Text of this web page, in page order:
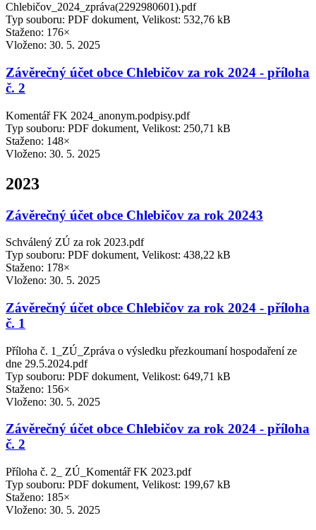
Chlebičov_2024_zpráva(2292980601).pdf
Typ souboru: PDF dokument, Velikost: 532,76 kB
Staženo: 176×
Vloženo: 30. 5. 2025
Závěrečný účet obce Chlebičov za rok 2024 - příloha
č. 2
Komentář FK 2024_anonym.podpisy.pdf
Typ souboru: PDF dokument, Velikost: 250,71 kB
Staženo: 148×
Vloženo: 30. 5. 2025
2023
Závěrečný účet obce Chlebičov za rok 20243
Schválený ZÚ za rok 2023.pdf
Typ souboru: PDF dokument, Velikost: 438,22 kB
Staženo: 178×
Vloženo: 30. 5. 2025
Závěrečný účet obce Chlebičov za rok 2024 - příloha
č. 1
Příloha č. 1_ZÚ_Zpráva o výsledku přezkoumaní hospodaření ze
dne 29.5.2024.pdf
Typ souboru: PDF dokument, Velikost: 649,71 kB
Staženo: 156×
Vloženo: 30. 5. 2025
Závěrečný účet obce Chlebičov za rok 2024 - příloha
č. 2
Příloha č. 2_ ZÚ_Komentář FK 2023.pdf
Typ souboru: PDF dokument, Velikost: 199,67 kB
Staženo: 185×
Vloženo: 30. 5. 2025